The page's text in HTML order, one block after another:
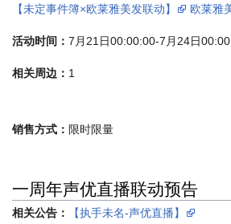
【未定事件簿×欧莱雅美发联动】
欧莱雅
活动时间： 7月21日00:00:00-7月24日
相关周边： 1
销售方式： 限时限量
一周年声优直播联动预告
相关公告： 【执手未名-声优直播】